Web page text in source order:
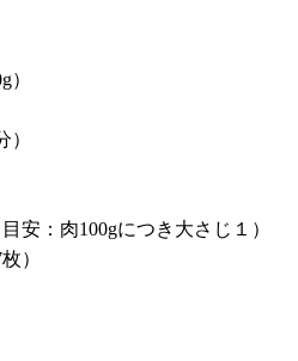
）
）
安：肉100gにつき大さじ１）
）